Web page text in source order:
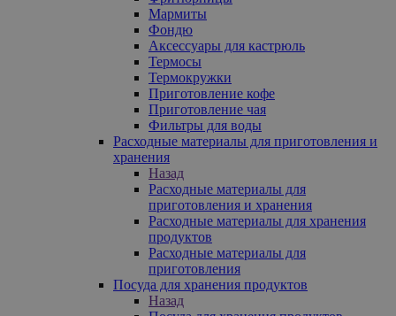
Мармиты
Фондю
Аксессуары для кастрюль
Термосы
Термокружки
Приготовление кофе
Приготовление чая
Фильтры для воды
Расходные материалы для приготовления и
хранения
Назад
Расходные материалы для
приготовления и хранения
Расходные материалы для хранения
продуктов
Расходные материалы для
приготовления
Посуда для хранения продуктов
Назад